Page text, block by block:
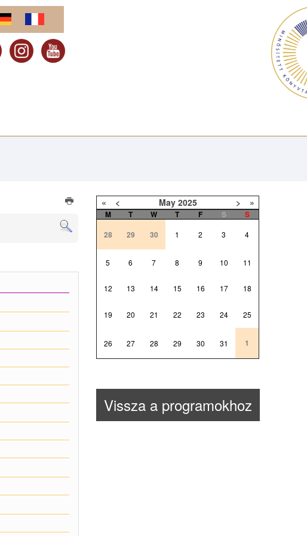
« < May 2025 > »
M T W T F S
S
28
29 30 1 2 3 4
5 6 7 8 9 10 11
12 13 14 15 16 17 18
19 20 21 22 23 24 25
26 27 28 29 30 31 1
Vissza a programokhoz